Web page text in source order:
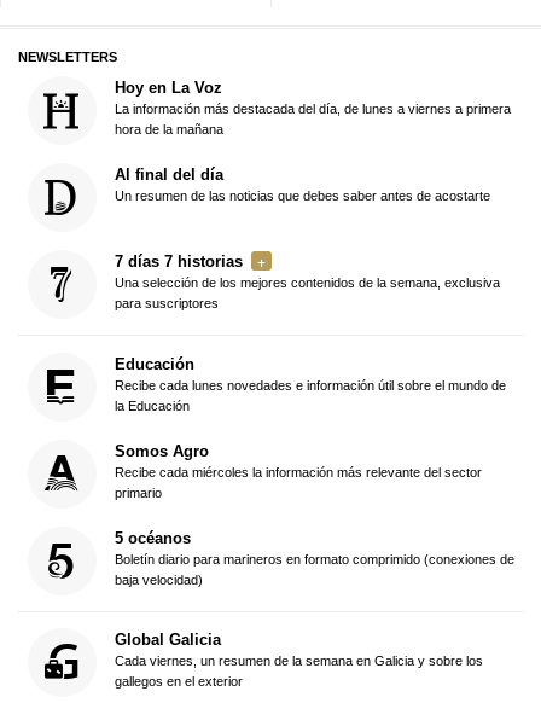
NEWSLETTERS
Hoy en La Voz
La información más destacada del día, de lunes a viernes a primera
hora de la mañana
Al final del día
Un resumen de las noticias que debes saber antes de acostarte
7 días 7 historias
Una selección de los mejores contenidos de la semana, exclusiva
para suscriptores
Educación
Recibe cada lunes novedades e información útil sobre el mundo de
la Educación
Somos Agro
Recibe cada miércoles la información más relevante del sector
primario
5 océanos
Boletín diario para marineros en formato comprimido (conexiones de
baja velocidad)
Global Galicia
Cada viernes, un resumen de la semana en Galicia y sobre los
gallegos en el exterior